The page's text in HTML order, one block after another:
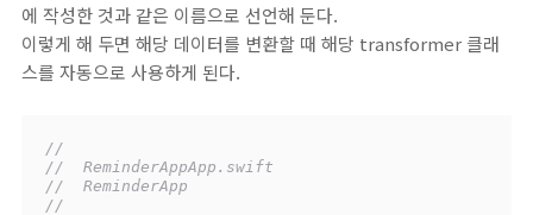
에 작성한 것과 같은 이름으로 선언해 둔다.
이렇게 해 두면 해당 데이터를 변환할 때 해당 transformer 클래
스를 자동으로 사용하게 된다.
//
//  ReminderAppApp.swift
//  ReminderApp
//